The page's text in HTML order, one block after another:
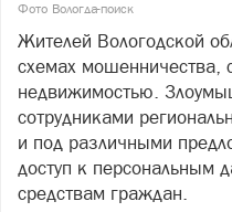
Фото Вологда-поиск
Жителей Вологодской
схемах мошенничества,
недвижимостью.
сотрудниками
и под различными
доступ к персональным
средствам граждан.